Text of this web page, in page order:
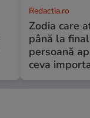
Redactia.ro
Zodia care
până la
persoană
ceva